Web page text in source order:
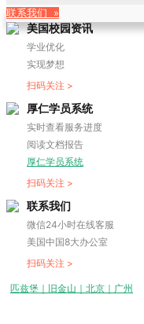
联系我们 »
美国校园资讯
学业优化
实现梦想
扫码关注 >
厚仁学员系统
实时查看服务进度
阅读文档报告
厚仁学员系统
扫码关注 >
联系我们
微信24小时在线客服
美国中国8大办公室
扫码关注 >
匹兹堡｜旧金山｜北京｜广州